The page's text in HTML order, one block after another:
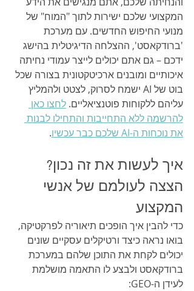
המקצועי שלכם ישירות לתוך "המוח" של
מנועי החיפוש החדשים. עם מערכת
'ברודקאסט', ההצלחה הדיגיטלית בהישג
ידכם – גם אתם יכולים לייצר עמודי נחיתה
איכותיים ומובנים ארכיטקטונית בצורה שכל
בוט של AI ישמח לסרוק, לצטט ולהמליץ
עליהם ללקוחות פוטנציאליים. לחצו כאן
להרשמה ללא התחייבות והתחילו לבנות
את נוכחות ה-AI שלכם כבר עכשיו
.
איך לעשות את זה נכון?
הצצה לעולמם של אנשי
המקצוע
כדי להבין איך הופכים תיאוריה לפרקטיקה,
בואו נראה כיצד ורטיקלים עסקיים שונים
יכולים לקחת את התוכן שלהם במערכת
ברודקאסט ולבצע לו התאמה מושלמת
לעידן ה-GEO: